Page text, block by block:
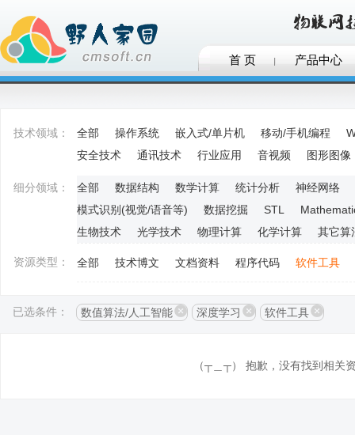
首 页 产品中心
技术领域： 全部 操作系统 嵌入式/单片机 移动/手机编程
安全技术
通讯技术 行业应用 音视频 图形图像
细分领域： 全部 数据结构 数学计算 统计分析
神经网络
模式识别(视觉/语音等)
数据挖掘 STL
生物技术
光学技术 物理计算 化学计算 其它算
资源类型： 全部 技术博文 文档资料 程序代码 软件工具
已选条件： 数值算法/人工智能 深度学习 软件工具
（┬＿┬） 抱歉，没有找到相关